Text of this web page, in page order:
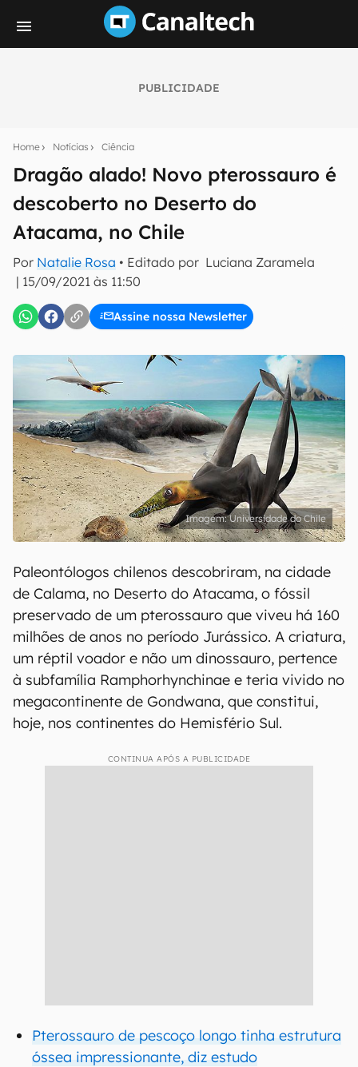
PUBLICIDADE
Home Notícias Ciência
Dragão alado! Novo pterossauro é
descoberto no Deserto do
Atacama, no Chile
Por Natalie Rosa • Editado por Luciana Zaramela
| 15/09/2021 às 11:50
Assine nossa Newsletter
notícias e reviews sobre tecnologia em primeira
mão.
E-mail
inscreva-se
Confirmo que li, aceito e concordo com os Termos de
Uso e Política de Privacidade do Canaltech.
Universidade do Chile
Paleontólogos chilenos descobriram, na cidade
de Calama, no Deserto do Atacama, o fóssil
preservado de um pterossauro que viveu há 160
milhões de anos no período Jurássico. A criatura,
um réptil voador e não um dinossauro, pertence
à subfamília Ramphorhynchinae e teria vivido no
megacontinente de Gondwana, que constitui,
hoje, nos continentes do Hemisfério Sul.
CONTINUA APÓS A PUBLICIDADE
Pterossauro de pescoço longo tinha estrutura
óssea impressionante, diz estudo